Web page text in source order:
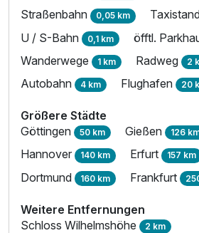
Straßenbahn 0,05 km
U / S-Bahn 0,1 km öfftl.
Wanderwege 1 km Radweg 2
Autobahn 4 km Flughafen 20
Größere Städte
Göttingen 50 km Gießen 126
Hannover 140 km Erfurt 157 km
Dortmund 160 km Frankfurt
Weitere Entfernungen
Schloss Wilhelmshöhe 2 km